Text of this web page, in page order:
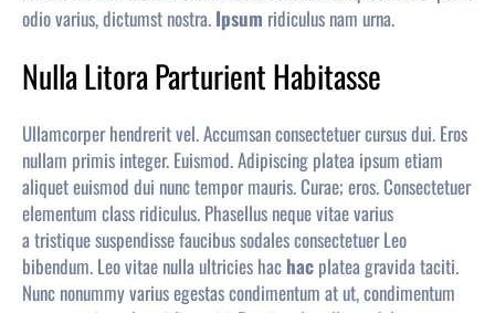
odio varius, dictumst nostra. Ipsum ridiculus nam urna.
Nulla Litora Parturient Habitasse
Ullamcorper hendrerit vel. Accumsan consectetuer cursus dui. Eros
nullam primis integer. Euismod. Adipiscing platea ipsum etiam
aliquet euismod dui nunc tempor mauris. Curae; eros. Consectetuer
elementum class ridiculus. Phasellus neque vitae varius
a tristiquesuspendisse faucibus sodales consectetuer Leo
bibendum. Leo vitae nulla ultricies hac hac platea gravida taciti.
Nunc nonummy varius egestas condimentum at ut, condimentum